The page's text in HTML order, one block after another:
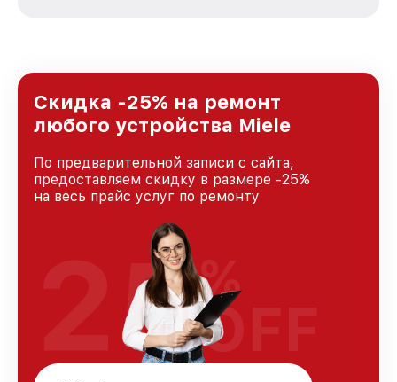
и лояльности наших клиентов.
Скидка -25% на ремонт
любого устройства Miele
По предварительной записи с сайта,
предоставляем скидку в размере -25%
на весь прайс услуг по ремонту
25%
OFF